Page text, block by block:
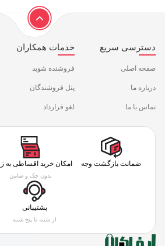
دسترسی سریع
صفحه اصلی
درباره ما
تماس با ما
خدمات همکاران
فروشنده شوید
پنل فروشندگان
لغو قرارداد
ضمانت بازگشت وجه امکان خرید اقساطی به
بدون چک و ضامن
پشتیبانی
از شنبه تا پنج شنبه